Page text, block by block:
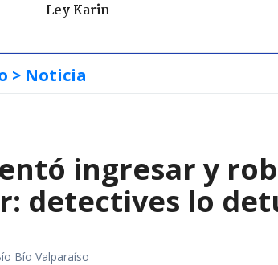
Ley Karin
> Noticia
ingresar y
detectives lo
Bío Valparaíso